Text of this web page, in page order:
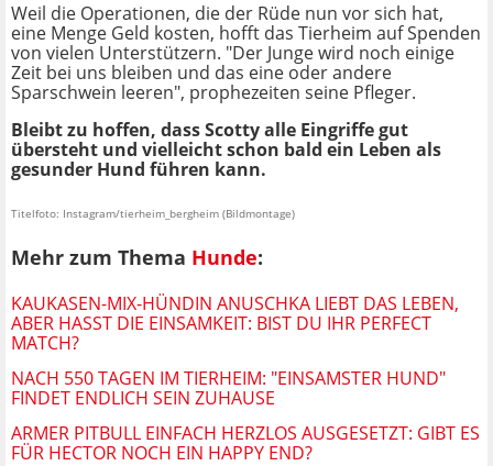
Weil die Operationen, die der Rüde nun vor sich hat,
eine Menge Geld kosten, hofft das Tierheim auf Spenden
von vielen Unterstützern. "Der Junge wird noch einige
Zeit bei uns bleiben und das eine oder andere
Sparschwein leeren", prophezeiten seine Pfleger.
Bleibt zu hoffen, dass Scotty alle Eingriffe gut
übersteht und vielleicht schon bald ein Leben als
gesunder Hund führen kann.
Titelfoto: Instagram/tierheim_bergheim (Bildmontage)
Mehr zum Thema Hunde:
KAUKASEN-MIX-HÜNDIN ANUSCHKA LIEBT DAS LEBEN,
ABER HASST DIE EINSAMKEIT: BIST DU IHR PERFECT
MATCH?
NACH 550 TAGEN IM TIERHEIM: "EINSAMSTER HUND"
FINDET ENDLICH SEIN ZUHAUSE
ARMER PITBULL EINFACH HERZLOS AUSGESETZT: GIBT ES
FÜR HECTOR NOCH EIN HAPPY END?